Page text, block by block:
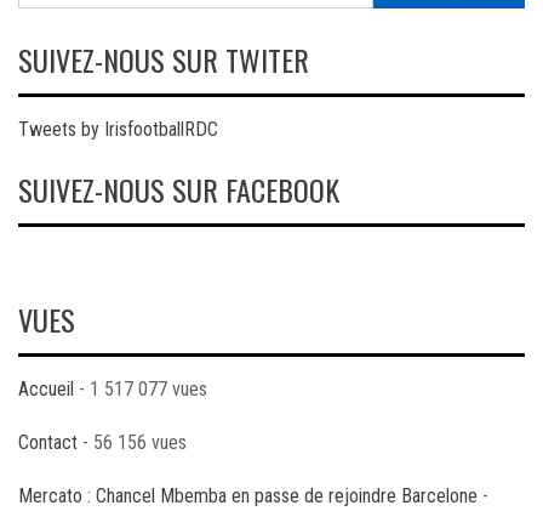
SUIVEZ-NOUS SUR TWITER
Tweets by IrisfootballRDC
SUIVEZ-NOUS SUR FACEBOOK
VUES
Accueil - 1 517 077 vues
Contact - 56 156 vues
Mercato : Chancel Mbemba en passe de rejoindre Barcelone -